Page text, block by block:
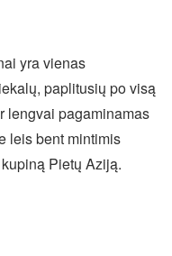
yra vienas
paplitusių po visą
lengvai pagaminamas
leis bent mintimis
Pietų Aziją.